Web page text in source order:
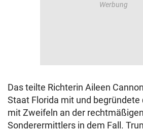
Das teilte Richterin Aileen
Staat Florida mit und begründete
mit Zweifeln an der
Sonderermittlers in dem Fall.